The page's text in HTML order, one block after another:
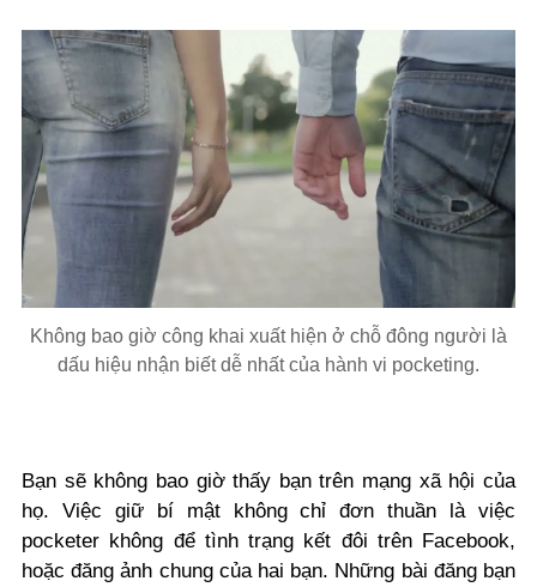
Không bao giờ công khai xuất hiện ở chỗ đông người là
dấu hiệu nhận biết dễ nhất của hành vi pocketing.
Bạn sẽ không bao giờ thấy bạn trên mạng xã hội của
họ. Việc giữ bí mật không chỉ đơn thuần là việc
pocketer không để tình trạng kết đôi trên Facebook,
hoặc đăng ảnh chung của hai bạn. Những bài đăng bạn